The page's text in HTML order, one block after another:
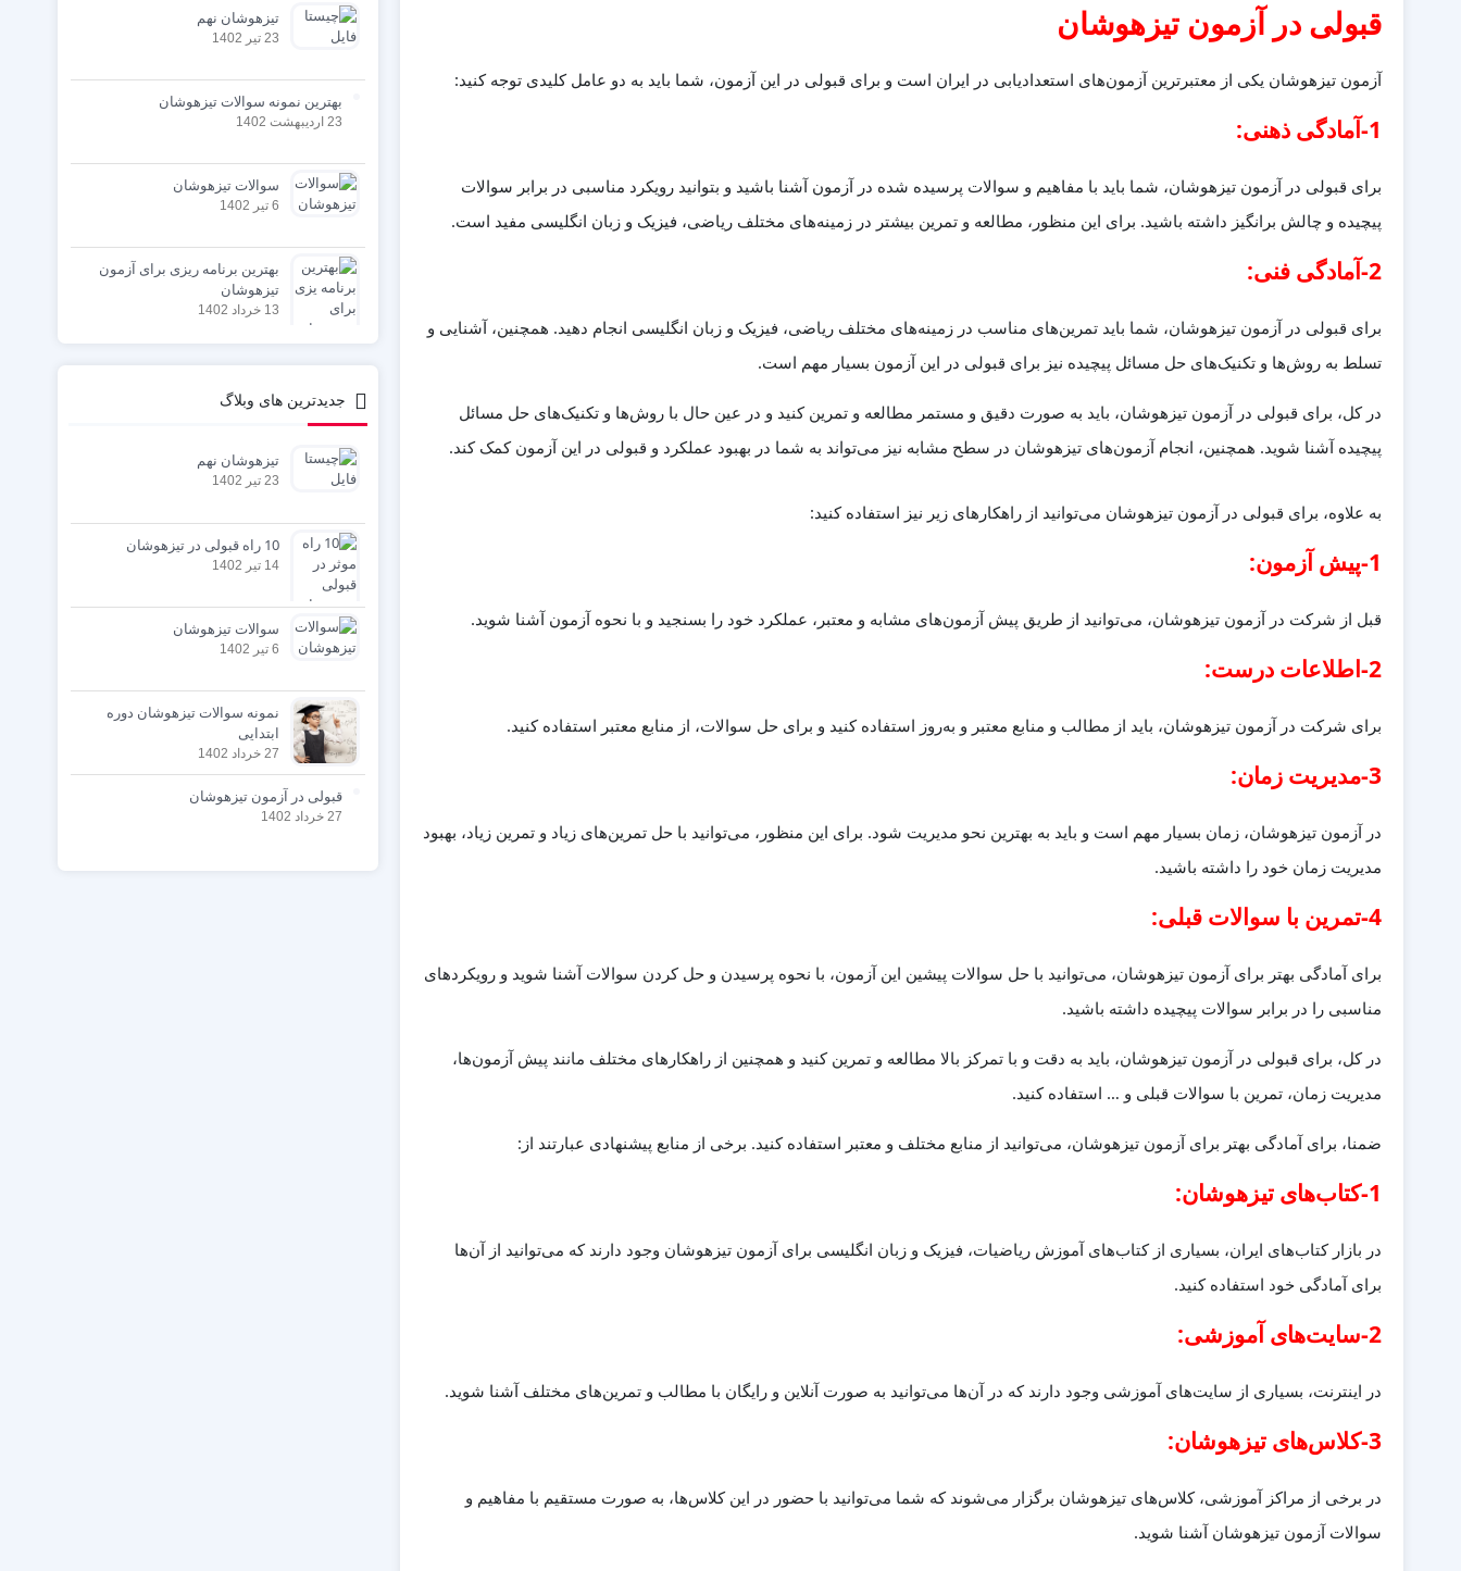
قبولی در آزمون تیزهوشان
آزمون تیزهوشان یکی از معتبرترین آزمون‌های استعدادیابی در ایران است و برای قبولی در این آزمون، شما باید به دو عامل کلیدی توجه کنید:
1-آمادگی ذهنی:
برای قبولی در آزمون تیزهوشان، شما باید با مفاهیم و سوالات پرسیده شده در آزمون آشنا باشید و بتوانید رویکرد مناسبی در برابر سوالات
پیچیده و چالش برانگیز داشته باشید. برای این منظور، مطالعه و تمرین بیشتر در زمینه‌های مختلف ریاضی، فیزیک و زبان انگلیسی مفید است.
2-آمادگی فنی:
برای قبولی در آزمون تیزهوشان، شما باید تمرین‌های مناسب در زمینه‌های مختلف ریاضی، فیزیک و زبان انگلیسی انجام دهید. همچنین، آشنایی و
تسلط به روش‌ها و تکنیک‌های حل مسائل پیچیده نیز برای قبولی در این آزمون بسیار مهم است.
در کل، برای قبولی در آزمون تیزهوشان، باید به صورت دقیق و مستمر مطالعه و تمرین کنید و در عین حال با روش‌ها و تکنیک‌های حل مسائل
پیچیده آشنا شوید. همچنین، انجام آزمون‌های تیزهوشان در سطح مشابه نیز می‌تواند به شما در بهبود عملکرد و قبولی در این آزمون کمک کند.
به علاوه، برای قبولی در آزمون تیزهوشان می‌توانید از راهکارهای زیر نیز استفاده کنید:
1-پیش آزمون:
قبل از شرکت در آزمون تیزهوشان، می‌توانید از طریق پیش آزمون‌های مشابه و معتبر، عملکرد خود را بسنجید و با نحوه آزمون آشنا شوید.
2-اطلاعات درست:
برای شرکت در آزمون تیزهوشان، باید از مطالب و منابع معتبر و به‌روز استفاده کنید و برای حل سوالات، از منابع معتبر استفاده کنید.
3-مدیریت زمان:
در آزمون تیزهوشان، زمان بسیار مهم است و باید به بهترین نحو مدیریت شود. برای این منظور، می‌توانید با حل تمرین‌های زیاد و تمرین زیاد، بهبود
مدیریت زمان خود را داشته باشید.
4-تمرین با سوالات قبلی:
برای آمادگی بهتر برای آزمون تیزهوشان، می‌توانید با حل سوالات پیشین این آزمون، با نحوه پرسیدن و حل کردن سوالات آشنا شوید و رویکردهای
مناسبی را در برابر سوالات پیچیده داشته باشید.
در کل، برای قبولی در آزمون تیزهوشان، باید به دقت و با تمرکز بالا مطالعه و تمرین کنید و همچنین از راهکارهای مختلف مانند پیش آزمون‌ها،
مدیریت زمان، تمرین با سوالات قبلی و … استفاده کنید.
ضمنا، برای آمادگی بهتر برای آزمون تیزهوشان، می‌توانید از منابع مختلف و معتبر استفاده کنید. برخی از منابع پیشنهادی عبارتند از:
1-کتاب‌های تیزهوشان:
در بازار کتاب‌های ایران، بسیاری از کتاب‌های آموزش ریاضیات، فیزیک و زبان انگلیسی برای آزمون تیزهوشان وجود دارند که می‌توانید از آن‌ها
برای آمادگی خود استفاده کنید.
2-سایت‌های آموزشی:
در اینترنت، بسیاری از سایت‌های آموزشی وجود دارند که در آن‌ها می‌توانید به صورت آنلاین و رایگان با مطالب و تمرین‌های مختلف آشنا شوید.
3-کلاس‌های تیزهوشان:
در برخی از مراکز آموزشی، کلاس‌های تیزهوشان برگزار می‌شوند که شما می‌توانید با حضور در این کلاس‌ها، به صورت مستقیم با مفاهیم و
سوالات آزمون تیزهوشان آشنا شوید.
تیزهوشان نهم
23 تیر 1402
بهترین نمونه سوالات تیزهوشان
23 اردیبهشت 1402
سوالات تیزهوشان
6 تیر 1402
بهترین برنامه ریزی برای آزمون
تیزهوشان
13 خرداد 1402
جدیدترین های وبلاگ
تیزهوشان نهم
23 تیر 1402
10 راه قبولی در تیزهوشان
14 تیر 1402
سوالات تیزهوشان
6 تیر 1402
نمونه سوالات تیزهوشان دوره
ابتدایی
27 خرداد 1402
قبولی در آزمون تیزهوشان
27 خرداد 1402